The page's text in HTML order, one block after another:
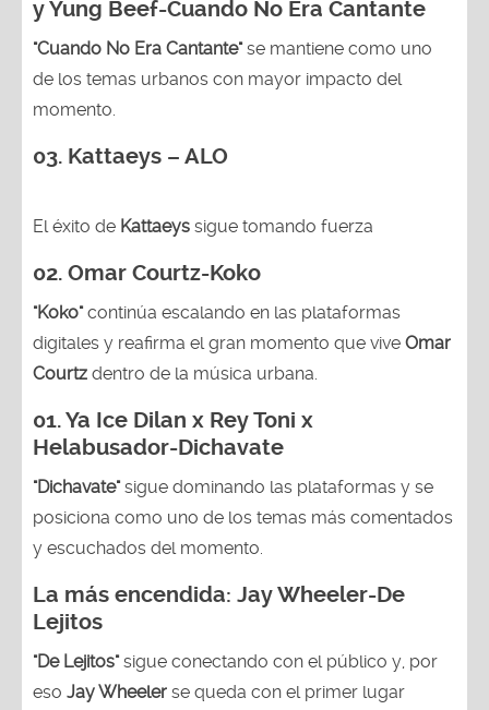
y Yung Beef-Cuando No Era Cantante
"Cuando No Era Cantante"se mantiene como uno
de los temas urbanos con mayor impacto del
momento.
03. Kattaeys – ALO
El éxito de Kattaeys sigue tomando fuerza
02. Omar Courtz-Koko
"Koko"continúa escalando en las plataformas
digitales y reafirma el gran momento que vive Omar
Courtz dentro de la música urbana.
01.Ya Ice Dilan x Rey Toni x
Helabusador-Dichavate
"Dichavate"sigue dominando las plataformas y se
posiciona como uno de los temas más comentados
y escuchados del momento.
La más encendida: Jay Wheeler-De
Lejitos
"De Lejitos"sigue conectando con el público y, por
eso Jay Wheeler se queda con el primer lugar